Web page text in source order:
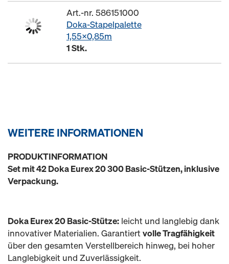
Art.-nr. 586151000
Doka-Stapelpalette
1,55x0,85m
1 Stk.
WEITERE INFORMATIONEN
PRODUKTINFORMATION
Set mit 42 Doka Eurex 20 300 Basic-Stützen, inklusive
Verpackung.
Doka Eurex 20 Basic-Stütze: leicht und langlebig dank
innovativer Materialien. Garantiertvolle Tragfähigkeit
über den gesamten Verstellbereich hinweg, bei hoher
Langlebigkeit und Zuverlässigkeit.